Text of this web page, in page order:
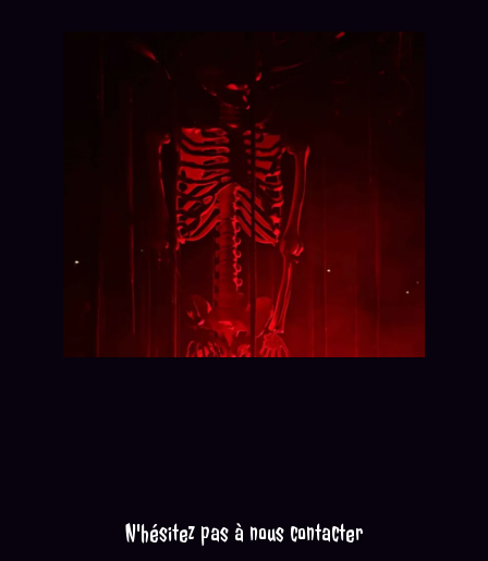
N'hésitez pas à nous contacter